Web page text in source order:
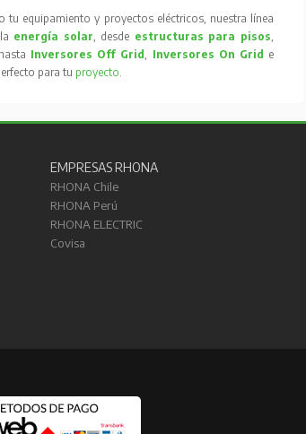
tu equipamiento y proyectos eléctricos, nuestra línea
energía solar, desde estructuras para pisos,
Inversores Off Grid, Inversores On Grid e
para tu proyecto.
EMPRESAS RHONA
RHONA Chile
RHONA Perú
RHONA ELECTRIC
Covisa